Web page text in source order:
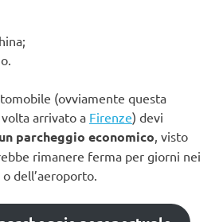
(ovviamente questa
arrivato a Firenze) devi
un parcheggio economico , visto
rimanere ferma per giorni nei
dell’aeroporto.